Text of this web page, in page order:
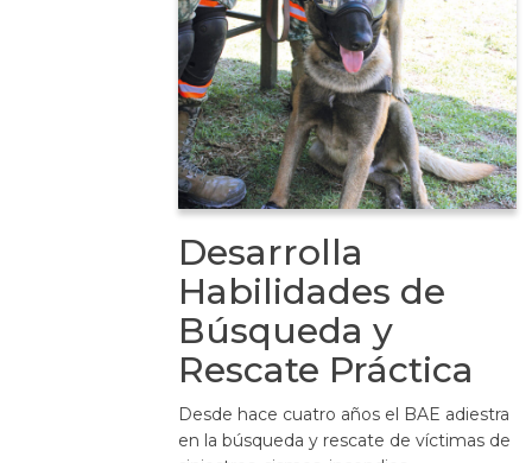
Desarrolla
Habilidades de
Búsqueda y
Rescate Práctica
Desde hace cuatro años el BAE adiestra
en la búsqueda y rescate de víctimas de